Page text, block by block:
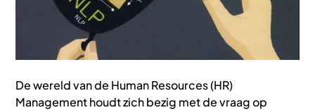
De wereld van de Human Resources (HR)
Management houdt zich bezig met de vraag op